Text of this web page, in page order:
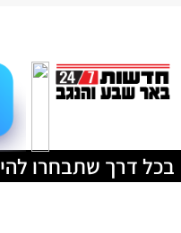
בכל דרך שתבחרו